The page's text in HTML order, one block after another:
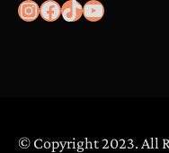
InstagramFacebook TikTok YouTube
© Copyright 2023. All